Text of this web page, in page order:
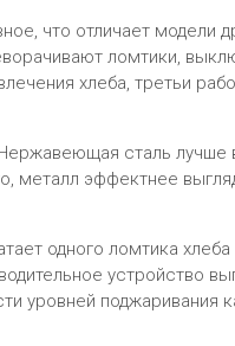
что отличает модели
ломтики,
хлеба, третьи
сталь
металл эффектнее
одного ломтика хлеба
устройство
уровней поджаривания